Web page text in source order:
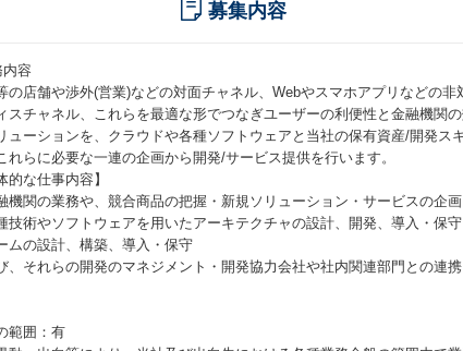
募集内容
容
の店舗や渉外(営業)などの対面チャネル、Webやスマホアプリなどの
スチャネル、これらを最適な形でつなぎユーザーの利便性と金融機関
ューションを、クラウドや各種ソフトウェアと当社の保有資産/開発ス
れらに必要な一連の企画から開発/サービス提供を行います。
的な仕事内容】
機関の業務や、競合商品の把握・新規ソリューション・サービスの企
技術やソフトウェアを用いたアーキテクチャの設計、開発、導入・保
ムの設計、構築、導入・保守
、それらの開発のマネジメント・開発協力会社や社内関連部門との連
範囲：有